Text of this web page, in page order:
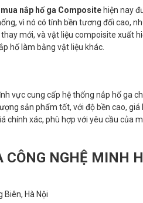
mua nắp hố ga Composite hiện nay
vì nó có tính bền tương đối cao,
mới, và vật liệu compoisite xuất
hố làm bằng vật liệu khác.
vực cung cấp hệ thống nắp hố ga
sản phẩm tốt, với độ bền cao, giá
chính xác, phù hợp với yêu cầu của
CÔNG NGHỆ MINH
Biên, Hà Nội